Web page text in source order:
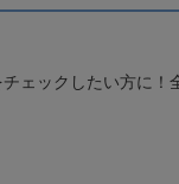
ェックしたい方に！